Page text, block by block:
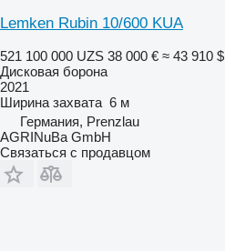
Lemken Rubin 10/600 KUA
521 100 000 UZS 38 000 € ≈ 43 910 $
Дисковая борона
2021
Ширина захвата 6 м
Германия, Prenzlau
AGRINuBa GmbH
Связаться с продавцом